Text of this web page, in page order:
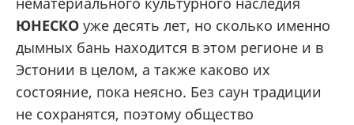
ЮНЕСКО уже десять лет, но сколько именно
дымных бань находится в этом регионе и в
Эстонии в целом, а также каково их
состояние, пока неясно. Без саун традиции
не сохранятся, поэтому общество